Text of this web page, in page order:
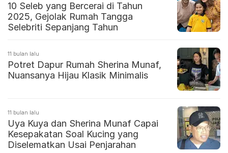
10 Seleb yang Bercerai di Tahun
2025, Gejolak Rumah Tangga
Selebriti Sepanjang Tahun
11 bulan lalu
Potret Dapur Rumah Sherina Munaf,
Nuansanya Hijau Klasik Minimalis
11 bulan lalu
Uya Kuya dan Sherina Munaf Capai
Kesepakatan Soal Kucing yang
Diselematkan Usai Penjarahan